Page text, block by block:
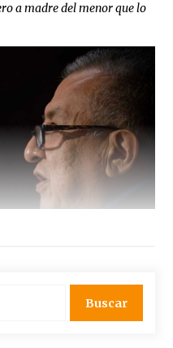
a madre del menor que lo